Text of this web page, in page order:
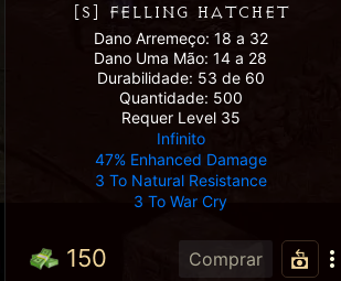
[S] FELLING HATCHET
Dano Arremeço: 18 a 32
Dano Uma Mão: 14 a 28
Durabilidade: 53 de 60
Quantidade: 500
Requer Level 35
Infinito
47% Enhanced Damage
3 To Natural Resistance
3 To War Cry
150 Comprar